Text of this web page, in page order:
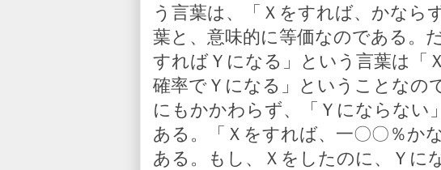
う言葉は、「Ｘをすれば、かなら
葉と、意味的に等価なのである。
すればＹになる」という言葉は「
確率でＹになる」ということなの
にもかかわらず、「Ｙにならない
ある。「Ｘをすれば、一〇〇％か
ある。もし、Ｘをしたのに、Ｙに